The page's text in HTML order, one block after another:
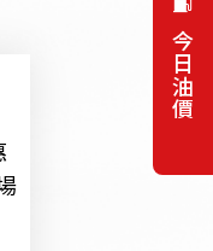
今日油價